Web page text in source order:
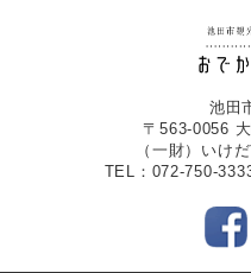
池田
〒563-0056
（一財）いけ
TEL：072-750-